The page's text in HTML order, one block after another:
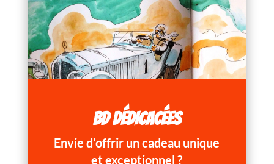
BD DÉDICACÉES
Envie d’offrir un cadeau unique
et exceptionnel ?